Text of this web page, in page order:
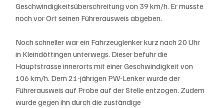
Geschwindigkeitsüberschreitung von 39 km/h. Er musste
noch vor Ort seinen Führerausweis abgeben.
Noch schneller war ein Fahrzeuglenker kurz nach 20 Uhr
in Kleindöttingen unterwegs. Dieser befuhr die
Hauptstrasse innerorts mit einer Geschwindigkeit von
106 km/h. Dem 21-jährigen PW-Lenker wurde der
Führerausweis auf Probe auf der Stelle entzogen. Zudem
wurde gegen ihn durch die zuständige